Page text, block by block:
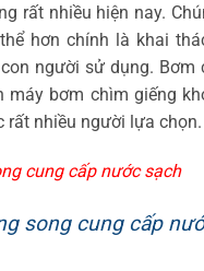
rất nhiều hiện nay.
hơn chính là khai
người sử dụng. Bơm
bơm chìm giếng
rất nhiều người lựa chọn.
cung cấp nước sạch
song cung cấp